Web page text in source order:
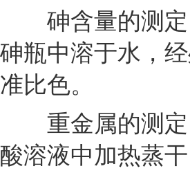
砷含量的测定
砷瓶中溶于水，
准比色。
重金属的测定
酸溶液中加热蒸